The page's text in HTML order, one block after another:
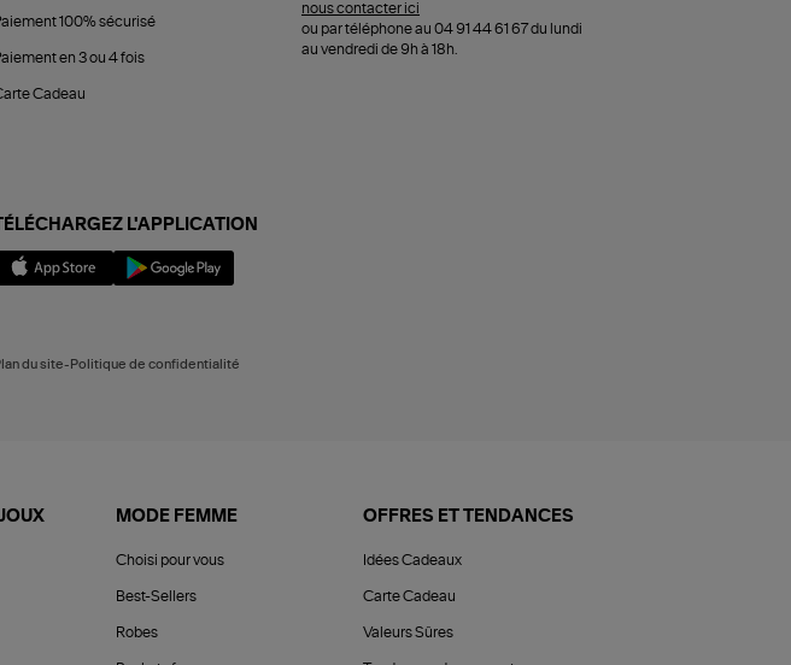
100% sécurisé
en 3 ou 4 fois
Cadeau
nous contacter ici
ou par téléphone au 04 91 44 61 67 du lundi
au vendredi de 9h à 18h.
TÉLÉCHARGEZ L'APPLICATION
du site-Politique de confidentialité
MODE FEMME
Choisi pour vous
Best-Sellers
Robes
OFFRES ET TENDANCES
Idées Cadeaux
Carte Cadeau
Valeurs Sûres